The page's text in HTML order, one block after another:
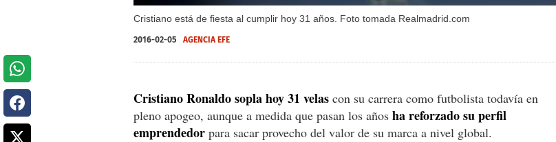
Cristiano está de fiesta al cumplir hoy 31 años. Foto tomada Realmadrid.com
2016-02-05 AGENCIA EFE
Cristiano Ronaldo sopla hoy 31 velas con su carrera como futbolista todavía en
pleno apogeo, aunque a medida que pasan los años ha reforzado su perfil
emprendedor para sacar provecho del valor de su marca a nivel global.